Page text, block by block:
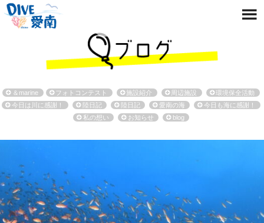
＆marine フォトコンテスト 施設紹介 周辺施設
環境保全活動
今日は川に感謝！
陸日記 陸日記 愛南の海
今日も海に感謝！
私の想い
お知らせ blog